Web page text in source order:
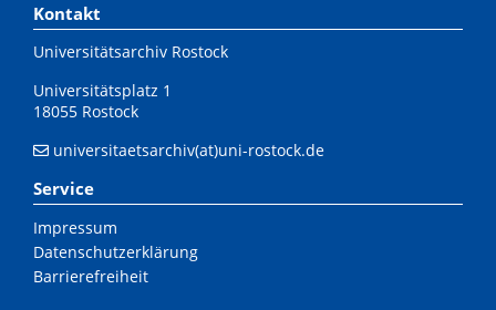
Kontakt
Universitätsarchiv Rostock
Universitätsplatz 1
18055 Rostock
universitaetsarchiv(at)uni-rostock.de
Service
Impressum
Datenschutzerklärung
Barrierefreiheit